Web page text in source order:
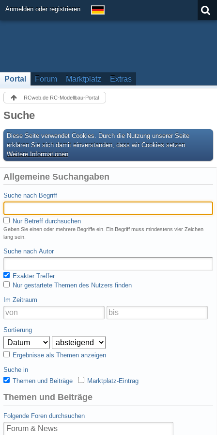
Anmelden oder registrieren
Portal Forum Marktplatz Extras
RCweb.de RC-Modellbau-Portal
Suche
Diese Seite verwendet Cookies. Durch die Nutzung unserer Seite
erklären Sie sich damit einverstanden, dass wir Cookies setzen.
Weitere Informationen
Allgemeine Suchangaben
Suche nach Begriff
Nur Betreff durchsuchen
Geben Sie einen oder mehrere Begriffe ein. Ein Begriff muss mindestens vier Zeichen
lang sein.
Suche nach Autor
Exakter Treffer
Nur gestartete Themen des Nutzers finden
Im Zeitraum
Sortierung
Ergebnisse als Themen anzeigen
Suche in
Themen und Beiträge
Marktplatz-Eintrag
Themen und Beiträge
Folgende Foren durchsuchen